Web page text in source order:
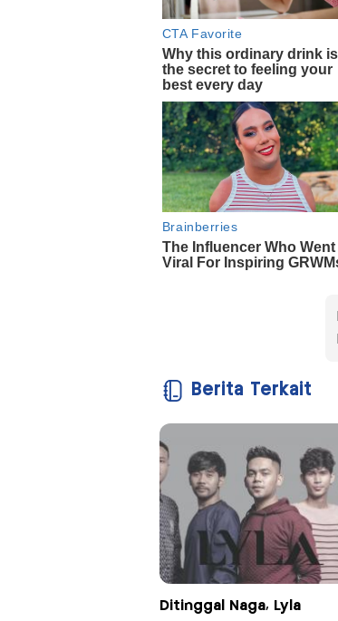
Berita Terkait
Ditinggal Naga, Lyla